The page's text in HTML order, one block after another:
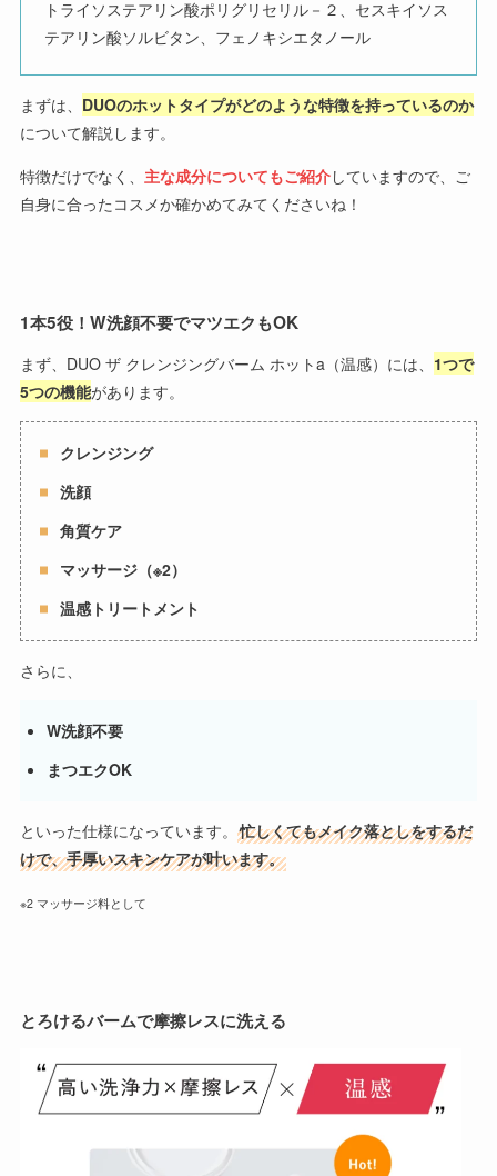
トライソステアリン酸ポリグリセリル－２、セスキイソス
テアリン酸ソルビタン、フェノキシエタノール
まずは、 DUOのホットタイプがどのような特徴を持っているのか
について解説します。
特徴だけでなく、 主な成分についてもご紹介していますので、ご
自身に合ったコスメか確かめてみてくださいね！
1本5役！W洗顔不要でマツエクもOK
まず、DUO ザ クレンジングバーム ホットa（温感）には、 1つで
5つの機能があります。
クレンジング
洗顔
角質ケア
マッサージ（※2）
温感トリートメント
さらに、
W洗顔不要
まつエクOK
といった仕様になっています。 忙しくてもメイク落としをするだ
けで、手厚いスキンケアが叶います。
※2 マッサージ料として
とろけるバームで摩擦レスに洗える